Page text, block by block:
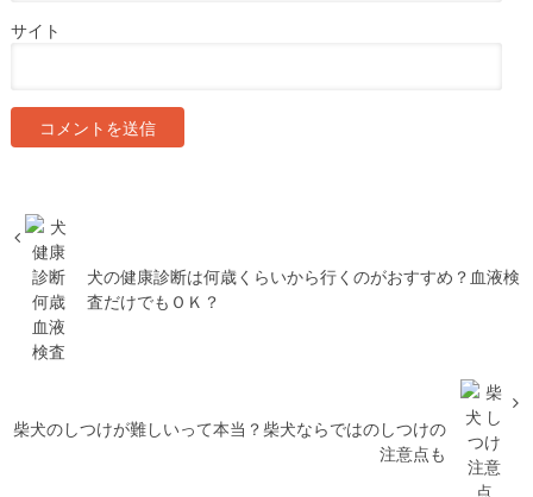
サイト
犬の健康診断は何歳くらいから行くのがおすすめ？血液検
査だけでもＯＫ？
柴犬のしつけが難しいって本当？柴犬ならではのしつけの
注意点も